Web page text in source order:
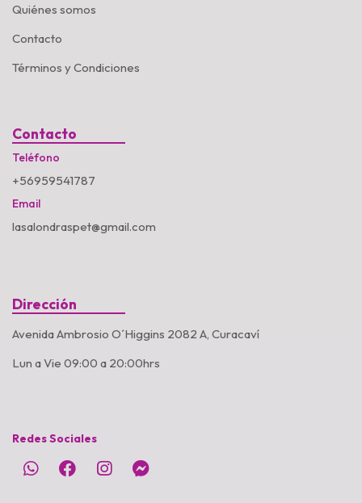
Quiénes somos
Contacto
Términos y Condiciones
Contacto
Teléfono
+56959541787
Email
lasalondraspet@gmail.com
Dirección
Avenida Ambrosio O´Higgins 2082 A, Curacaví
Lun a Vie 09:00 a 20:00hrs
Redes Sociales